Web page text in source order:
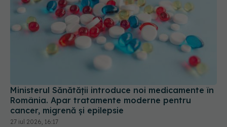
Ministerul Sănătății introduce noi medicamente în
România. Apar tratamente moderne pentru
27 iul 2026, 16:17